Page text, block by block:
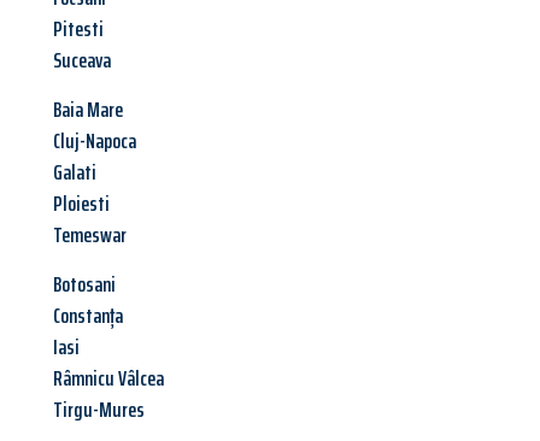
Pitesti
Suceava
Baia Mare
Cluj-Napoca
Galati
Ploiesti
Temeswar
Botosani
Constanța
Iasi
Râmnicu Vâlcea
Tirgu-Mures